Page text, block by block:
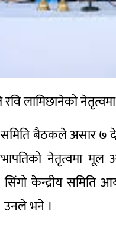
रवि लामिछानेको
समिति बैठकले असार ७
नेतृत्वमा
केन्द्रीय समिति
भने ।